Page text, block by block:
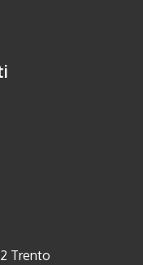
Trento